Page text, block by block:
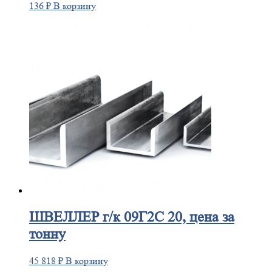
136 ₽ В корзину
ШВЕЛЛЕРг/к 09Г2С 20, цена за
тонну
45 818 ₽ В корзину